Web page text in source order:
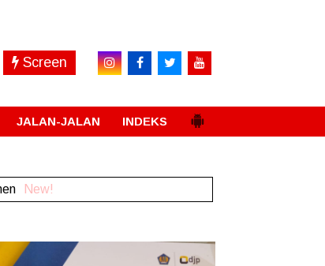
Screen
JALAN-JALAN INDEKS
New!